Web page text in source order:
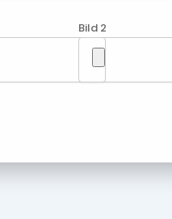
Bild 2